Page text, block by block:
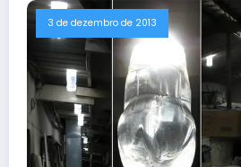
3 de dezembro de 2013